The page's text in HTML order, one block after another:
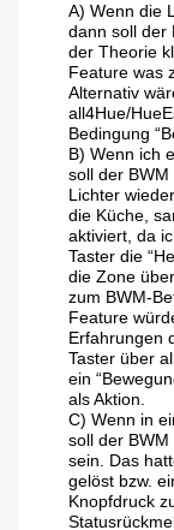
A) Wenn die
dann soll der
der Theorie
Feature was
Alternativ
all4Hue/
Bedingung
B) Wenn ich
soll der
Lichter
die Küche,
aktiviert, da
Taster die
die Zone
zum BWM-
Feature
Erfahrungen
Taster über
ein
als Aktion.
C) Wenn in
soll der
sein. Das
gelöst bzw.
Knopfdruck